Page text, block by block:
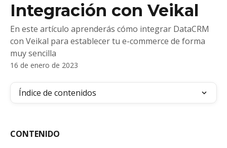
Integración con Veikal
En este artículo aprenderás cómo integrar DataCRM
con Veikal para establecer tu e-commerce de forma
muy sencilla
16 de enero de 2023
Índice de contenidos
CONTENIDO